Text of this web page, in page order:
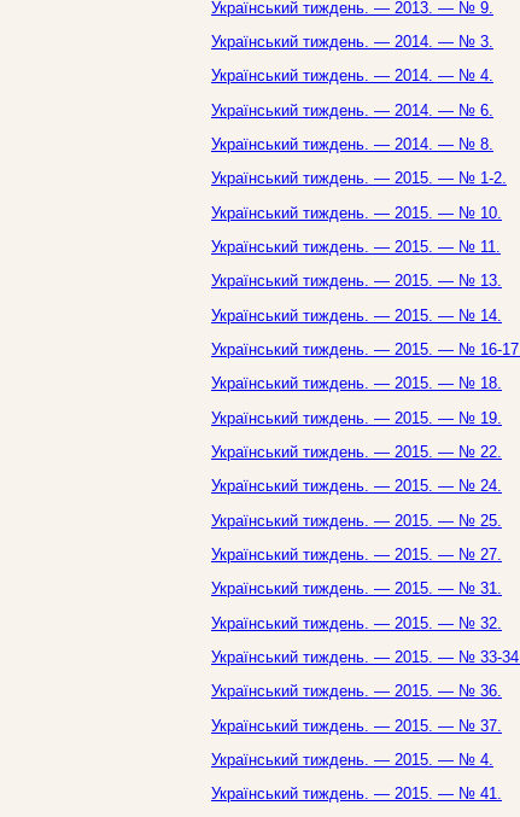
Український тиждень. — 2013. — № 9.
Український тиждень. — 2014. — № 3.
Український тиждень. — 2014. — № 4.
Український тиждень. — 2014. — № 6.
Український тиждень. — 2014. — № 8.
Український тиждень. — 2015. — № 1-2.
Український тиждень. — 2015. — № 10.
Український тиждень. — 2015. — № 11.
Український тиждень. — 2015. — № 13.
Український тиждень. — 2015. — № 14.
Український тиждень. — 2015. — № 16-17.
Український тиждень. — 2015. — № 18.
Український тиждень. — 2015. — № 19.
Український тиждень. — 2015. — № 22.
Український тиждень. — 2015. — № 24.
Український тиждень. — 2015. — № 25.
Український тиждень. — 2015. — № 27.
Український тиждень. — 2015. — № 31.
Український тиждень. — 2015. — № 32.
Український тиждень. — 2015. — № 33-34.
Український тиждень. — 2015. — № 36.
Український тиждень. — 2015. — № 37.
Український тиждень. — 2015. — № 4.
Український тиждень. — 2015. — № 41.